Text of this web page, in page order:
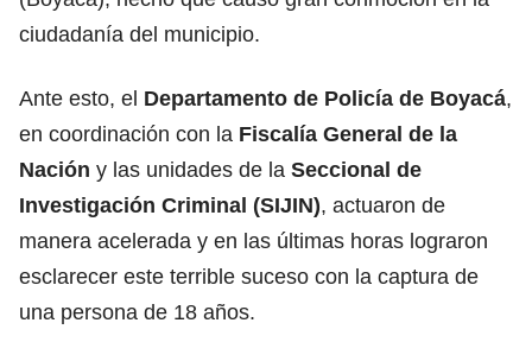
ciudadanía del municipio.
Ante esto, el Departamento de Policía de Boyacá,
en coordinación con la Fiscalía General de la
Nación y las unidades de la Seccional de
Investigación Criminal (SIJIN), actuaron de
manera acelerada y en las últimas horas lograron
esclarecer este terrible suceso con la captura de
una persona de 18 años.